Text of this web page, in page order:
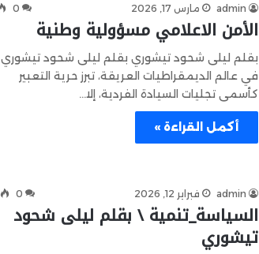
admin مارس 17, 2026 0
الأمن الاعلامي مسؤولية وطنية
بقلم ليلى شحود تيشوري بقلم ليلى شحود تيشوري ​
في عالم الديمقراطيات العريقة، تبرز حرية التعبير
كأسمى تجليات السيادة الفردية، إلا…
أكمل القراءة »
admin فبراير 12, 2026 0
السياسة_تنمية \ بقلم ليلى شحود
تيشوري